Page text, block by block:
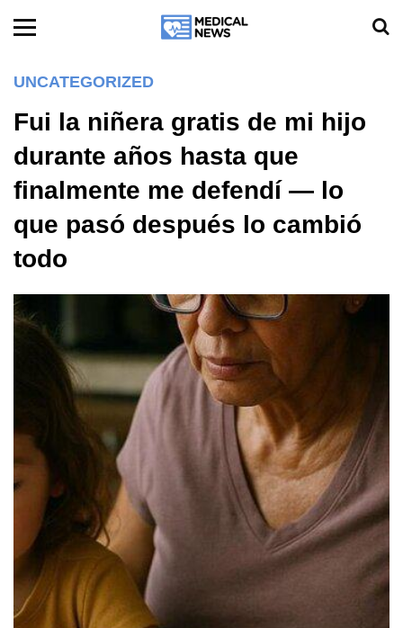
UNCATEGORIZED
Fui la niñera gratis de mi hijo
durante años hasta que
finalmente me defendí — lo
que pasó después lo cambió
todo